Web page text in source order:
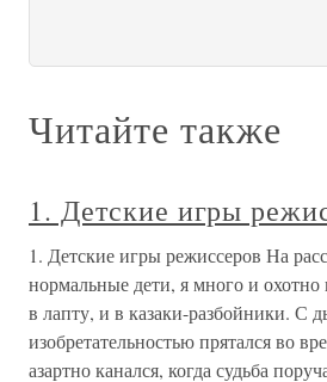
Читайте также
1. Детские игры
1. Детские игры режиссеров На
нормальные дети, я много и
в лапту, и в казаки-разбойники. С
изобретательностью прятался во
азартно канался, когда судьба